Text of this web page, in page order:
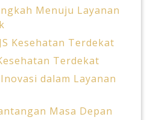
Menuju Layanan
Kesehatan Terdekat
Terdekat
dalam Layanan
Masa Depan